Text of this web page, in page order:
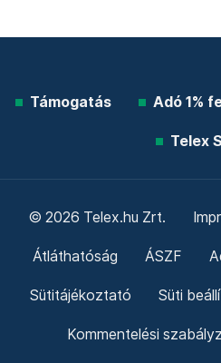
Támogatás Adó 1%
Telex
© 2026 Telex.hu Zrt.
Átláthatóság ÁSZF
Sütitájékoztató Süti
Kommentelési